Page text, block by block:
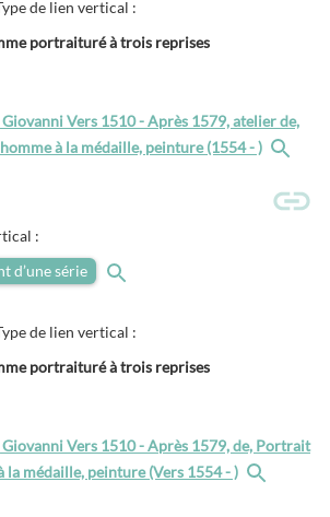
de lien vertical :
portraituré à trois reprises
Vers 1510 - Après 1579, atelier de,
à la médaille, peinture (1554 - )
:
d’une série
de lien vertical :
portraituré à trois reprises
Giovanni Vers 1510 - Après 1579, de, Portrait
la médaille, peinture (Vers 1554 - )